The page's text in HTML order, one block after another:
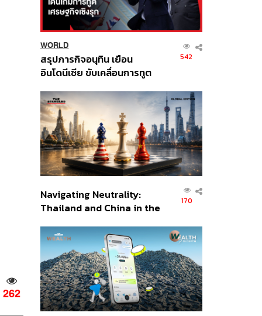
262
WORLD
สรุปภารกิจอนุทิน เยือน
อินโดนีเซีย ขับเคลื่อนการทูต
ส่วนยุทธศาสตร์ไทย –
อินโดนีเซีย
542
Navigating Neutrality:
Thailand and China in the
Order
170